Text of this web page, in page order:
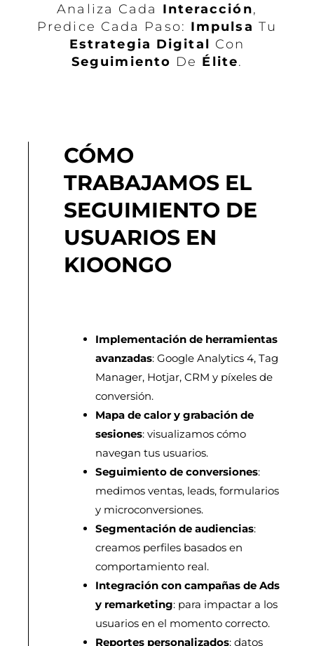
Analiza Cada Interacción,
Predice Cada Paso: Impulsa Tu
Estrategia Digital Con
Seguimiento De Élite.
CÓMO
TRABAJAMOS EL
SEGUIMIENTO DE
USUARIOS EN
KIOONGO
Implementación de herramientas
avanzadas: Google Analytics 4, Tag
Manager, Hotjar, CRM y píxeles de
conversión.
Mapa de calor y grabación de
sesiones: visualizamos cómo
navegan tus usuarios.
Seguimiento de conversiones:
medimos ventas, leads, formularios
y microconversiones.
Segmentación de audiencias:
creamos perfiles basados en
comportamiento real.
Integración con campañas de Ads
y remarketing: para impactar a los
usuarios en el momento correcto.
Reportes personalizados: datos